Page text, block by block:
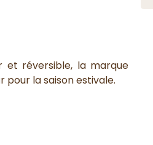
et réversible, la marque
la saison estivale.